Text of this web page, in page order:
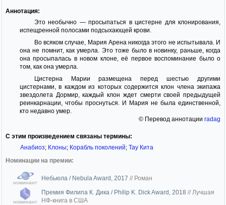
Аннотация:
Это необычно — просыпаться в цистерне для клонирования,
испещренной полосами подсыхающей крови.
Во всяком случае, Мария Арена никогда этого не испытывала. И
она не помнит, как умерла. Это тоже было в новинку, раньше, когда
она просыпалась в новом клоне, её первое воспоминание было о
том, как она умерла.
Цистерна Марии размещена перед шестью другими
цистернами, в каждом из которых содержится клон члена экипажа
звездолета Дормир, каждый клон ждет смерти своей предыдущей
реинкарнации, чтобы проснуться. И Мария не была единственной,
кто недавно умер.
© Перевод аннотации radag
С этим произведением связаны термины:
Анабиоз; Клоны; Корабль поколений; Тау Кита
Номинации на премии:
номинант
Небьюла / Nebula Award, 2017 // Роман
номинант
Премия Филипа К. Дика / Philip K. Dick Award, 2018 // Лучшая
НФ-книга в США